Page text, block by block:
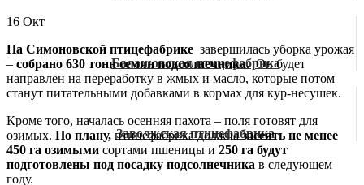
Балашовская птицефабрика
Заволжская птицефабрика
16 Окт
На Симоновской птицефабрике завершилась уборка урожая
– собрано 630 тонн семян подсолнечника.Он будет
направлен на переработку в жмых и масло, которые потом
станут питательными добавками в кормах для кур-несушек.
Кроме того, началась осенняя пахота – поля готовят для
озимых. По плану, птицефабрика должназасеять не менее
450 га озимыми сортами пшеницы и 250 га будут
подготовлены под посадку подсолнечника в следующем
году.